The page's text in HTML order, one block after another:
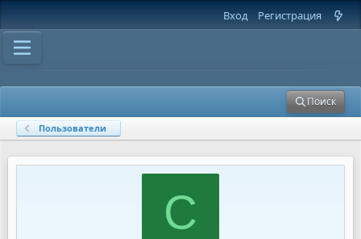
Вход Регистрация
Поиск
Пользователи
C